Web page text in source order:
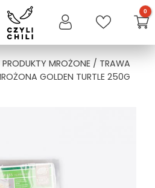
PRODUKTY MROŻONE/ TRAWA
GOLDEN TURTLE 250G